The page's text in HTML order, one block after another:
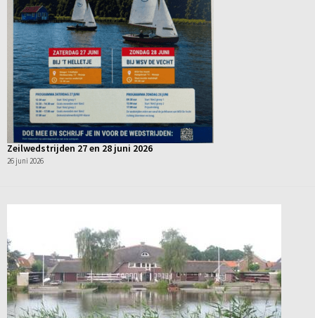
Zeilwedstrijden 27 en 28 juni 2026
26 juni 2026